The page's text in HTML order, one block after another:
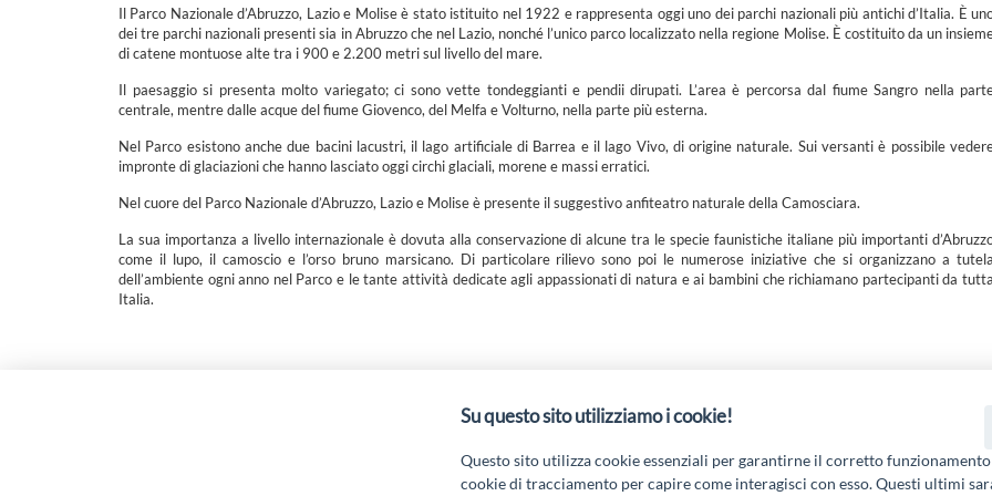
Il Parco Nazionale d’Abruzzo, Lazio e Molise è stato istituito nel 1922 e rappresenta oggi uno dei parchi nazionali più antichi d’Italia. È
dei tre parchi nazionali presenti sia in Abruzzo che nel Lazio, nonché l’unico parco localizzato nella regione Molise. È costituito da un
di catene montuose alte tra i 900 e 2.200 metri sul livello del mare.
Il paesaggio si presenta molto variegato; ci sono vette tondeggianti e pendii dirupati. L’area è percorsa dal fiume Sangro nella
centrale, mentre dalle acque del fiume Giovenco, del Melfa e Volturno, nella parte più esterna.
Nel Parco esistono anche due bacini lacustri, il lago artificiale di Barrea e il lago Vivo, di origine naturale. Sui versanti è possibile
impronte di glaciazioni che hanno lasciato oggi circhi glaciali, morene e massi erratici.
Nel cuore del Parco Nazionale d’Abruzzo, Lazio e Molise è presente il suggestivo anfiteatro naturale della Camosciara.
La sua importanza a livello internazionale è dovuta alla conservazione di alcune tra le specie faunistiche italiane più importanti
come il lupo, il camoscio e l’orso bruno marsicano. Di particolare rilievo sono poi le numerose iniziative che si organizzano a tutela
dell’ambiente ogni anno nel Parco e le tante attività dedicate agli appassionati di natura e ai bambini che richiamano partecipanti da tutta
Italia.
“Attività cofinanziate dal PSR 2014/2020 Abruzzo - mis. 19 PSL La Terra dei M@rsi - Fondo FEASR; Sottomisura 19.2; Tipologia di
19.2.1.MA3.18 – Progetto “Innovazione nel turismo per i servizi e la qualità della
Su questo sito utilizziamo i cookie!
Questo sito utilizza cookie essenziali per garantirne il corretto funzionamento
cookie di tracciamento per capire come interagisci con esso. Questi ultimi